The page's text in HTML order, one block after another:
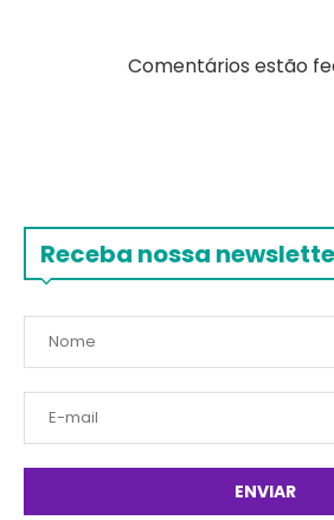
Comentários estão
Receba nossa